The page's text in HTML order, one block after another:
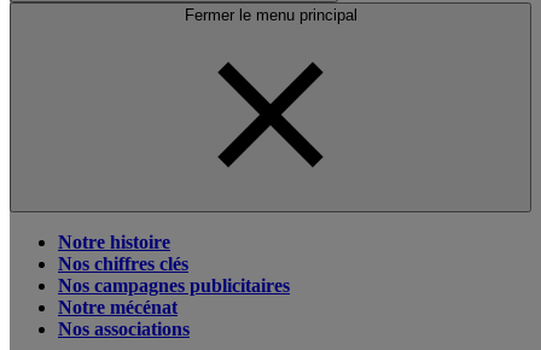
Fermer le menu principal
Notre histoire
Nos chiffres clés
Nos campagnes publicitaires
Notre mécénat
Nos associations